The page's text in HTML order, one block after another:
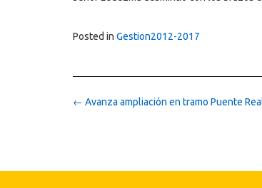
Posted in Gestion2012-2017
Post
← Avanza ampliación en tramo Puente